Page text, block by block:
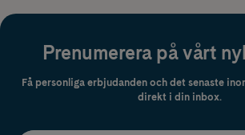
Prenumerera på vårt
Få personliga erbjudanden och det senaste
direkt i din inbox.